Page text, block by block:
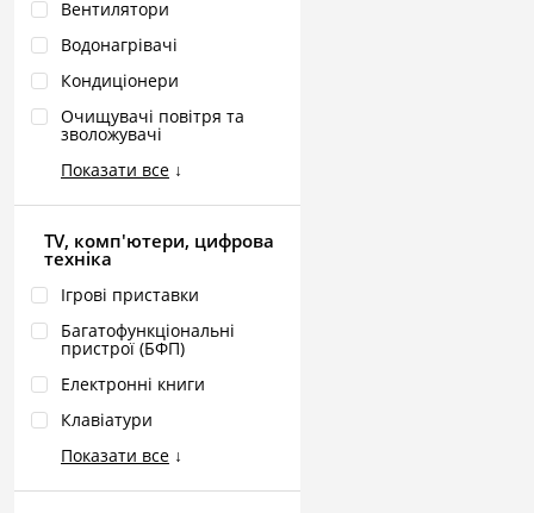
Вентилятори
Водонагрівачі
Кондиціонери
Очищувачі повітря та
зволожувачі
Показати все ↓
TV, комп'ютери, цифрова
техніка
Ігрові приставки
Багатофункціональні
пристрої (БФП)
Електронні книги
Клавіатури
Показати все ↓